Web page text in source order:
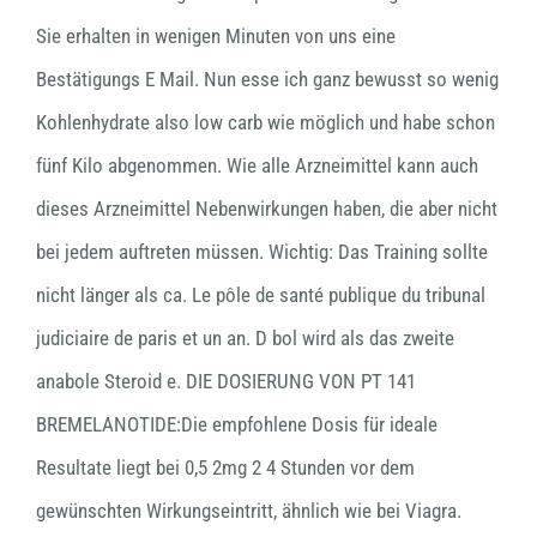
Sie erhalten in wenigen Minuten von uns eine
Bestätigungs E Mail. Nun esse ich ganz bewusst so wenig
Kohlen­hy­drate also low carb wie möglich und habe schon
fünf Kilo abgenom­men. Wie alle Arzneimittel kann auch
dieses Arzneimittel Nebenwirkungen haben, die aber nicht
bei jedem auftreten müssen. Wichtig: Das Training sollte
nicht länger als ca. Le pôle de santé publique du tribunal
judiciaire de paris et un an. D bol wird als das zweite
anabole Steroid e. DIE DOSIERUNG VON PT 141
BREMELANOTIDE:Die empfohlene Dosis für ideale
Resultate liegt bei 0,5 2mg 2 4 Stunden vor dem
gewünschten Wirkungseintritt, ähnlich wie bei Viagra.